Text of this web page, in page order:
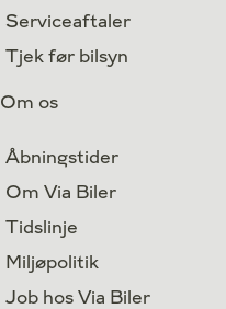
Serviceaftaler
Tjek før bilsyn
Om os
Åbningstider
Om Via Biler
Tidslinje
Miljøpolitik
Job hos Via Biler